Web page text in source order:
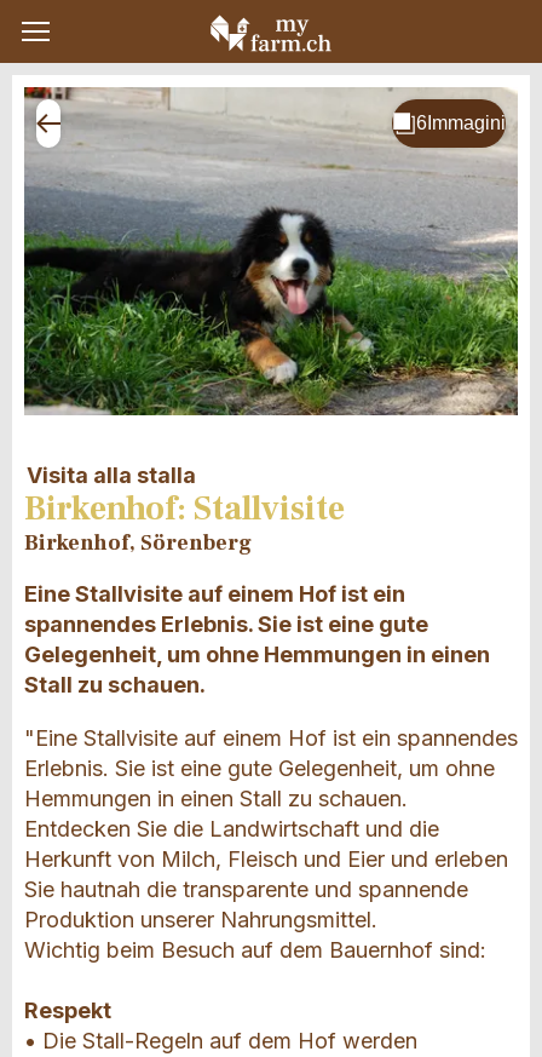
Visita alla stalla
Birkenhof: Stallvisite
Birkenhof, Sörenberg
Eine Stallvisite auf einem Hof ist ein
spannendes Erlebnis. Sie ist eine gute
Gelegenheit, um ohne Hemmungen in einen
Stall zu schauen.
"Eine Stallvisite auf einem Hof ist ein spannendes
Erlebnis. Sie ist eine gute Gelegenheit, um ohne
Hemmungen in einen Stall zu schauen.
Entdecken Sie die Landwirtschaft und die
Herkunft von Milch, Fleisch und Eier und erleben
Sie hautnah die transparente und spannende
Produktion unserer Nahrungsmittel.
Wichtig beim Besuch auf dem Bauernhof sind:
Respekt
• Die Stall-Regeln auf dem Hof werden